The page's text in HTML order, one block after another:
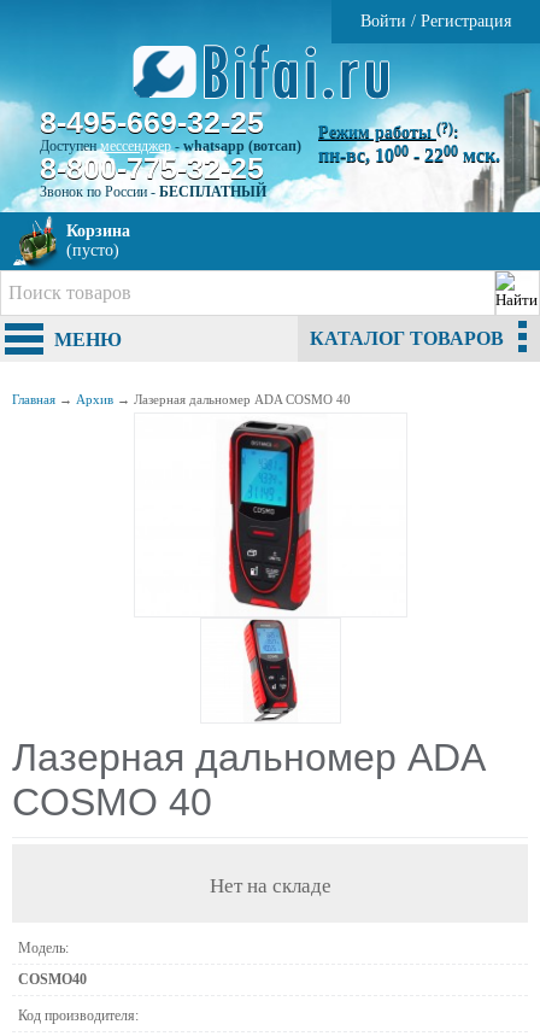
Войти / Регистрация
8-495-669-32-25
Доступенмессенджер-whatsapp (вотсап)
8-800-775-32-25
Звонок по России - БЕСПЛАТНЫЙ
Режим работы (?):
пн-вс, 1000 - 2200 мск.
Корзина
(пусто)
МЕНЮ КАТАЛОГ ТОВАРОВ
Главная → Архив → Лазерная дальномер ADA COSMO 40
Лазерная дальномер ADA
COSMO 40
Нет на складе
Модель:
COSMO40
Код производителя: